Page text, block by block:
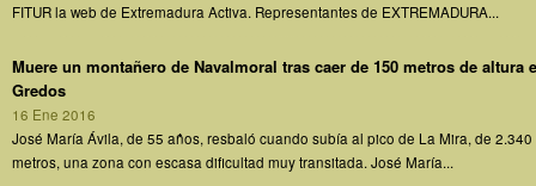
FITUR la web de Extremadura Activa. Representantes de EXTREMADURA...
Muere un montañero de Navalmoral tras caer de 150 metros de altura
Gredos
16 Ene 2016
José María Ávila, de 55 años, resbaló cuando subía al pico de La Mira, de 2.340
metros, una zona con escasa dificultad muy transitada. José María...